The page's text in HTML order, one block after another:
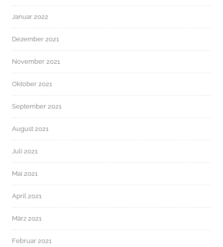
Januar 2022
Dezember 2021
November 2021
Oktober 2021
September 2021
August 2021
Juli 2021
Mai 2021
April 2021
März 2021
Februar 2021